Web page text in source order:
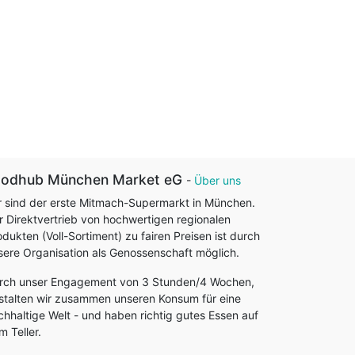
München Market eG - Über uns
sind der erste Mitmach-Supermarkt in München.
Direktvertrieb von hochwertigen regionalen
(Voll-Sortiment) zu fairen Preisen ist durch
Organisation als Genossenschaft möglich.
unser Engagement von 3 Stunden/4 Wochen,
wir zusammen unseren Konsum für eine
Welt - und haben richtig gutes Essen auf
Teller.